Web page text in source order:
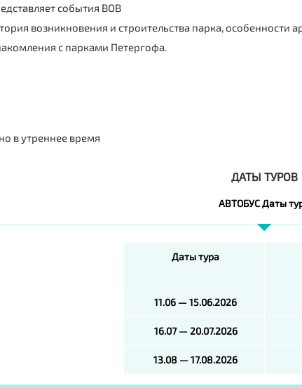
события ВОВ
возникновения и строительства парка, особенности
с парками Петергофа.
в утреннее время
ДАТЫ ТУРОВ
АВТОБУС Даты
Даты тура
11.06 — 15.06.2026
16.07 — 20.07.2026
13.08 — 17.08.2026